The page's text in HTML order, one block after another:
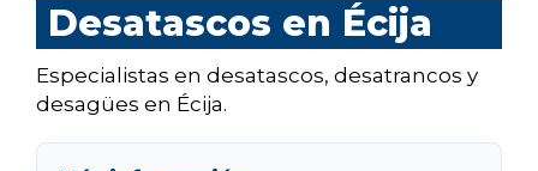
Desatascos en Écija
Especialistas en desatascos, desatrancos y
desagües en Écija.